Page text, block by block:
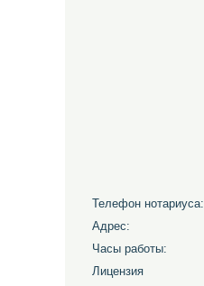
Телефон нотариуса:
Адрес:
Часы работы:
Лицензия